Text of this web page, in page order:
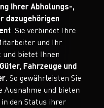
Ihrer Abholungs-,
dazugehörigen
. Sie verbindet Ihre
und Ihr
und bietet Ihnen
Fahrzeuge und
. So gewährleisten Sie
Ausnahme und bieten
den Status ihrer